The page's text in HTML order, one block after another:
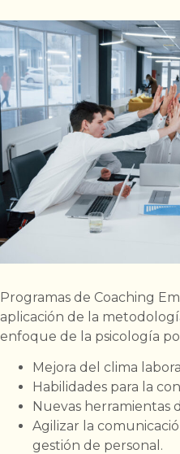
Programas de Coaching
aplicación de la
enfoque de la psicología
Mejora del clima
Habilidades para la
Nuevas herramientas
Agilizar la
gestión de personal.